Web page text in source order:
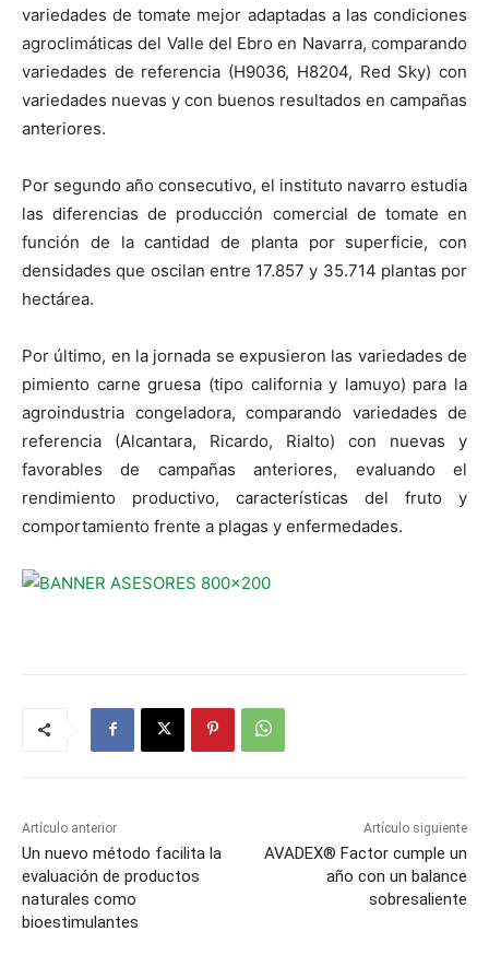
variedades de tomate mejor adaptadas a las condiciones
agroclimáticas del Valle del Ebro en Navarra, comparando
variedades de referencia (H9036, H8204, Red Sky) con
variedades nuevas y con buenos resultados en campañas
anteriores.
Por segundo año consecutivo, el instituto navarro estudia
las diferencias de producción comercial de tomate en
función de la cantidad de planta por superficie, con
densidades que oscilan entre 17.857 y 35.714 plantas por
hectárea.
Por último, en la jornada se expusieron las variedades de
pimiento carne gruesa (tipo california y lamuyo) para la
agroindustria congeladora, comparando variedades de
referencia (Alcantara, Ricardo, Rialto) con nuevas y
favorables de campañas anteriores, evaluando el
rendimiento productivo, características del fruto y
comportamiento frente a plagas y enfermedades.
Artículo anterior
Un nuevo método facilita la
evaluación de productos
naturales como
bioestimulantes
Artículo siguiente
AVADEX® Factor cumple un
año con un balance
sobresaliente